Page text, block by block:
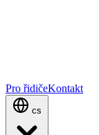
Pro řidičeKontakt
cs